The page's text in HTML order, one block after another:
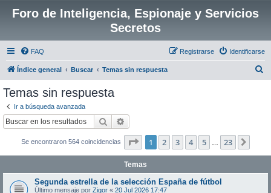
Foro de Inteligencia, Espionaje y Servicios
Secretos
FAQ Identificarse
Registrarse
Índice general Buscar Temas sin respuesta
Temas sin respuesta
Ir a búsqueda avanzada
Buscar
Se encontraron 564 coincidencias Página de 23
1 2 3 4 5 23
Temas
Segunda estrella de la selección España de fútbol
Último mensaje por Zigor « 20 Jul 2026 17:47